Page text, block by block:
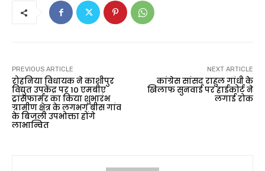
PREVIOUS ARTICLE
रोहनिया विधायक ने काशीपुर
विद्युत उपकेंद्र पर 10 एमबीए
ट्रांसफार्मर का किया शुभारंभ
ग्रामीण क्षेत्र के लगभग बीस गांव
के बिजली उपभोक्ता होंगे
लाभान्वित
NEXT ARTICLE
कांग्रेस सांसद राहुल गांधी के
खिलाफ सुनवाई पर हाईकोर्ट ने
लगाई रोक